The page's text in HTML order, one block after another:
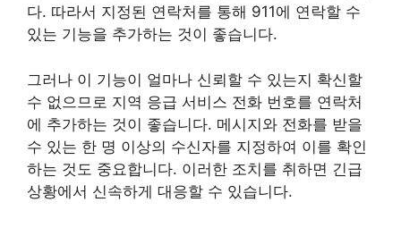
다. 따라서 지정된 연락처를 통해 911에 연락할 수
있는 기능을 추가하는 것이 좋습니다.
그러나 이 기능이 얼마나 신뢰할 수 있는지 확신할
수 없으므로 지역 응급 서비스 전화 번호를 연락처
에 추가하는 것이 좋습니다. 메시지와 전화를 받을
수 있는 한 명 이상의 수신자를 지정하여 이를 확인
하는 것도 중요합니다. 이러한 조치를 취하면 긴급
상황에서 신속하게 대응할 수 있습니다.